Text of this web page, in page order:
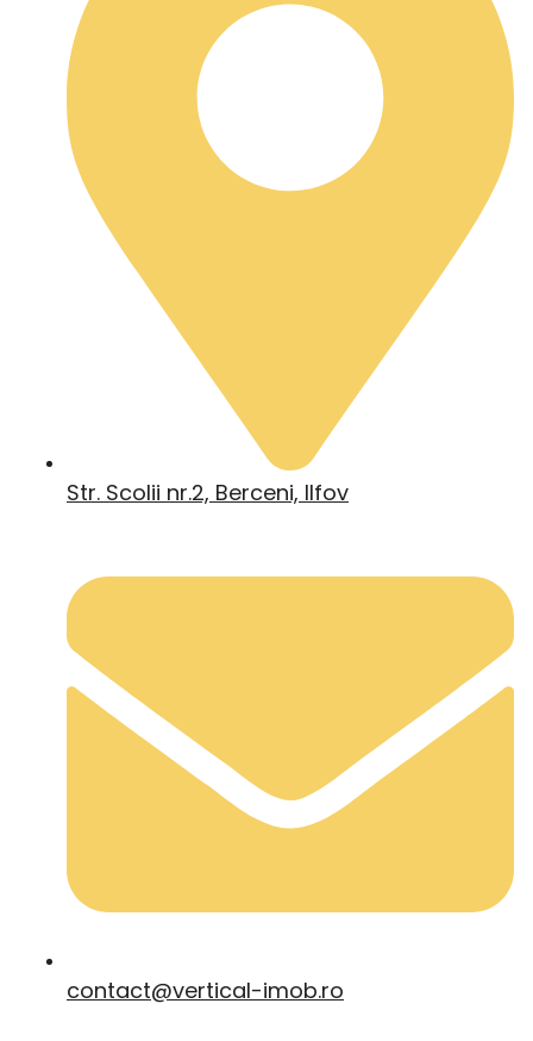
Str. Scolii nr.2, Berceni, Ilfov
contact@vertical-imob.ro